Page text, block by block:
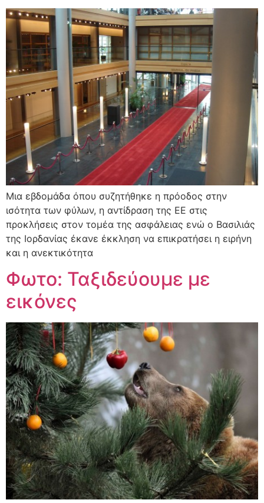
Μια εβδομάδα όπου συζητήθηκε η πρόοδος στην
ισότητα των φύλων, η αντίδραση της ΕΕ στις
προκλήσεις στον τομέα της ασφάλειας ενώ ο Βασιλιάς
της Ιορδανίας έκανε έκκληση να επικρατήσει η ειρήνη
και η ανεκτικότητα
Φωτο: Ταξιδεύουμε με
εικόνες